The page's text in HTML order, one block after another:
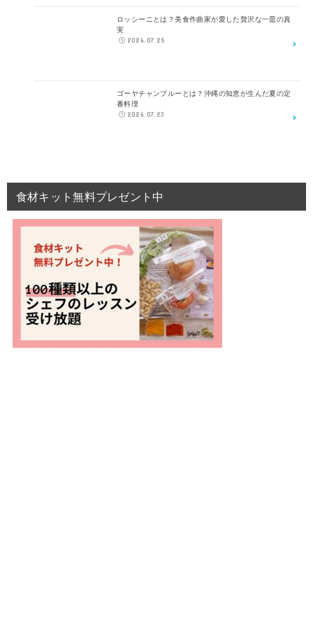
ロッシーニとは？美食作曲家が愛した贅沢な一皿の真
実
2026.07.25
ゴーヤチャンプルーとは？沖縄の知恵が生んだ夏の定
番料理
2026.07.23
食材キット無料プレゼント中